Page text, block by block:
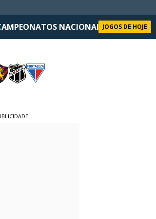
NACIONAIS SELEÇÃO
JOGOS DE HOJE